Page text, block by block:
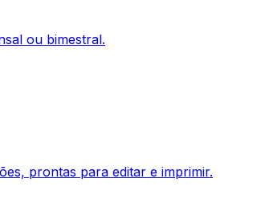
ou bimestral.
prontas para editar e imprimir.